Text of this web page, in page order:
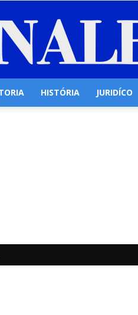
HISTÓRIA JURIDÍCO